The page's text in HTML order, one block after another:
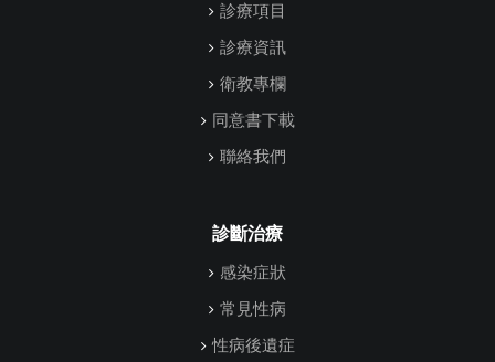
診療項目
診療資訊
衛教專欄
同意書下載
聯絡我們
診斷治療
感染症狀
常見性病
性病後遺症